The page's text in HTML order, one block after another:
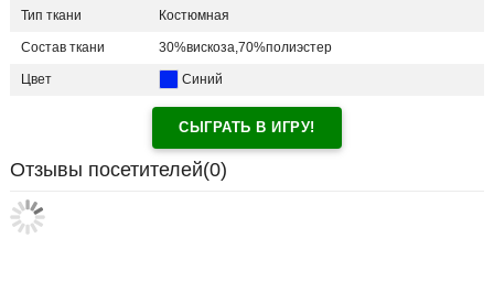
Тип ткани Костюмная
Состав ткани 30%вискоза,70%полиэстер
Цвет Синий
СЫГРАТЬ В ИГРУ!
Отзывы посетителей(0)